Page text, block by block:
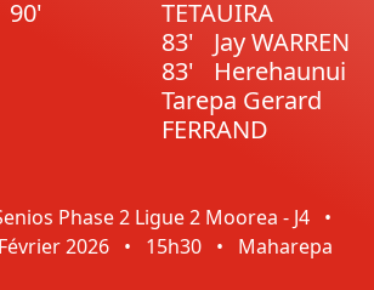
90'
TETAUIRA
83'
Jay WARREN
83'
Herehaunui
Tarepa Gerard
FERRAND
Phase 2 Ligue 2 Moorea - J4 •
2026 • 15h30 • Maharepa